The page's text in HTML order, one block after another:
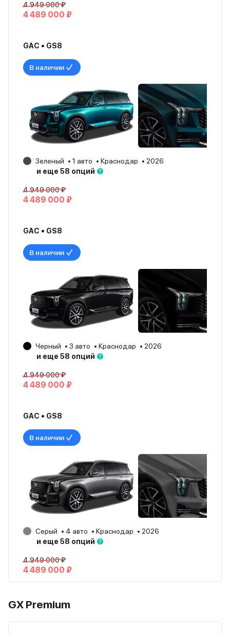
4 949 000 ₽
4 489 000 ₽
GAC • GS8
В наличии
Зеленый 1 авто Краснодар
2026
и еще 58 опций
4 949 000 ₽
4 489 000 ₽
GAC • GS8
В наличии
Черный 3 авто Краснодар
2026
и еще 58 опций
4 949 000 ₽
4 489 000 ₽
GAC • GS8
В наличии
Серый 4 авто Краснодар
2026
и еще 58 опций
4 949 000 ₽
4 489 000 ₽
GX Premium